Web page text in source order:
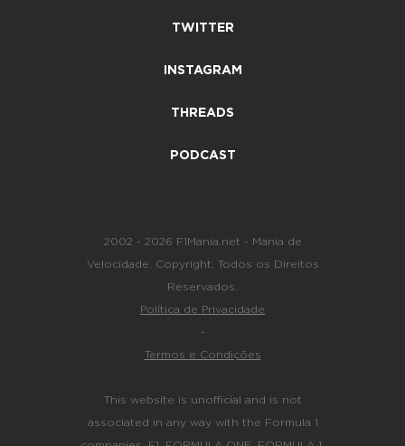
TWITTER
INSTAGRAM
THREADS
PODCAST
2002 - 2026 F1Mania.net - Mania de
Velocidade. Copyright. Todos os Direitos
Reservados.
Política de Privacidade
-
Termos e Condições
This website is unofficial and is not
associated in any way with the Formula 1